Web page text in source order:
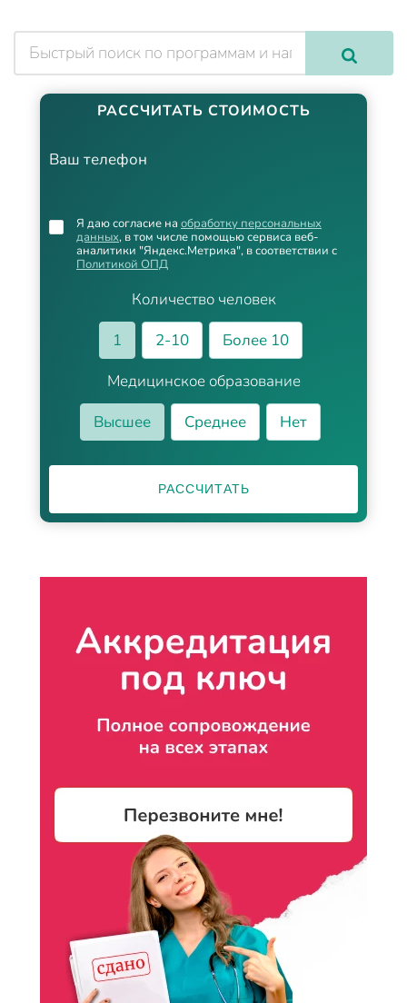
РАССЧИТАТЬ СТОИМОСТЬ
Ваш телефон
Количество человек
1
2-10
Более 10
Медицинское образование
Высшее
Среднее Нет
Я даю согласие на обработку персональных
данных, в том числе помощью сервиса веб-
аналитики "Яндекс.Метрика", в соответствии с
Политикой ОПД
РАССЧИТАТЬ